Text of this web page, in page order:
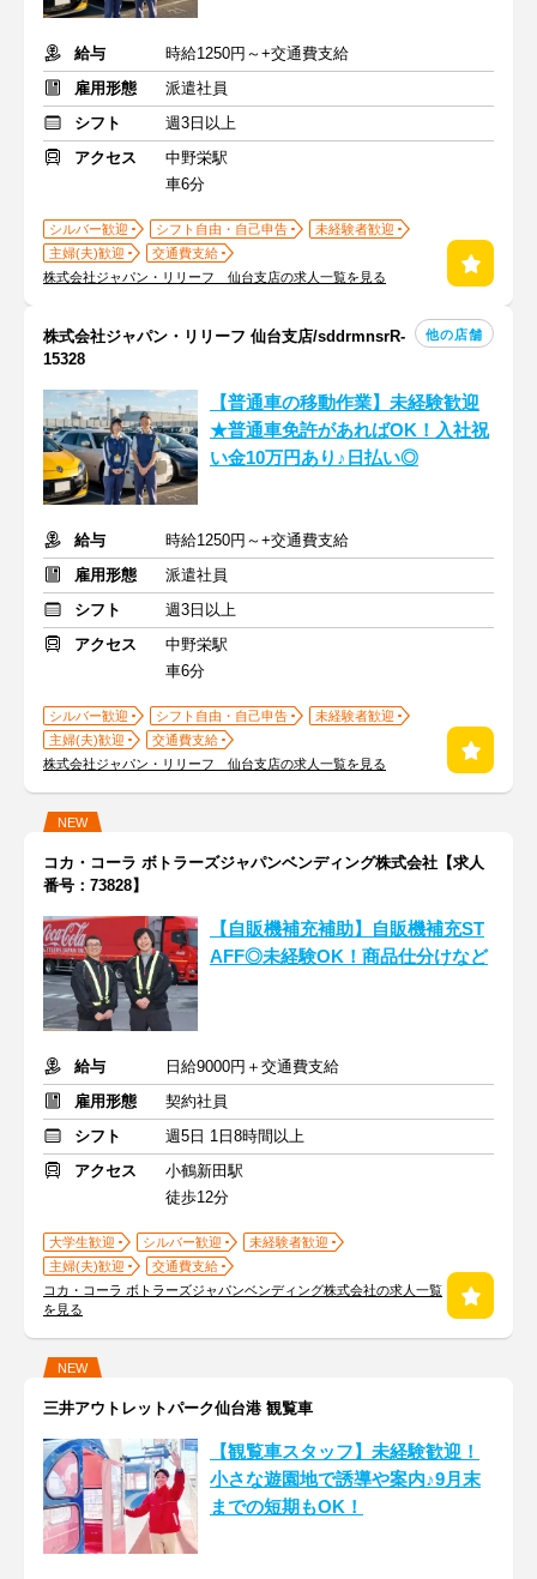
給与
時給1250円～+交通費支給
雇用形態
派遣社員
シフト
週3日以上
アクセス
中野栄駅
車6分
シルバー歓迎 シフト自由・自己申告
未経験者歓迎
主婦(夫)歓迎
交通費支給
株式会社ジャパン・リリーフ 仙台支店の求人一覧を見る
株式会社ジャパン・リリーフ 仙台支店/sddrmnsrR-
15328
他の店舗
【普通車の移動作業】未経験歓迎
★普通車免許があればOK！入社祝
い金10万円あり♪日払い◎
給与
時給1250円～+交通費支給
雇用形態
派遣社員
シフト
週3日以上
アクセス
中野栄駅
車6分
シルバー歓迎 シフト自由・自己申告
未経験者歓迎
主婦(夫)歓迎
交通費支給
株式会社ジャパン・リリーフ 仙台支店の求人一覧を見る
NEW
コカ・コーラ ボトラーズジャパンベンディング株式会社【求人
番号：73828】
【自販機補充補助】自販機補充ST
AFF◎未経験OK！商品仕分けなど
給与
日給9000円＋交通費支給
雇用形態
契約社員
シフト
週5日 1日8時間以上
アクセス
小鶴新田駅
徒歩12分
大学生歓迎 シルバー歓迎
未経験者歓迎
主婦(夫)歓迎
交通費支給
コカ・コーラ ボトラーズジャパンベンディング株式会社の求人一覧
を見る
NEW
三井アウトレットパーク仙台港 観覧車
【観覧車スタッフ】未経験歓迎！
小さな遊園地で誘導や案内♪9月末
までの短期もOK！